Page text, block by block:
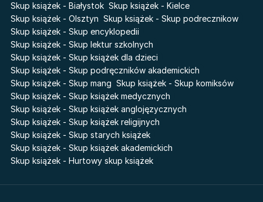
Małgorzata Ohme
Maddie Ziegler
Leszek Czarnecki
Joanna Racewicz
Maria Seweryn
Janina Zającówna
Eric Helms
Anna Prus (oprac.)
Nela Mała Reporterka
Agnieszka Maciąg
Barbara Wrzesińska
Skup książek - Białystok Skup książek - Kielce
Skup książek - Olsztyn Skup książek - Skup podrecznikow
Skup książek - Skup encyklopedii
Skup książek - Skup lektur szkolnych
Skup książek - Skup książek dla dzieci
Skup książek - Skup podręczników akademickich
Skup książek - Skup mang Skup książek - Skup komiksów
Skup książek - Skup książek medycznych
Skup książek - Skup książek anglojęzycznych
Skup książek - Skup książek religijnych
Skup książek - Skup starych książek
Skup książek - Skup książek akademickich
Skup książek - Hurtowy skup książek